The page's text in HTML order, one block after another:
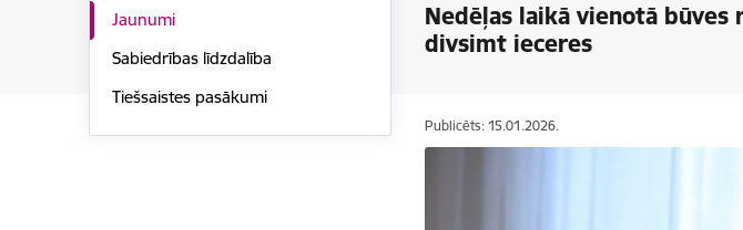
Nedēļas laikā vienotā
divsimt ieceres
Jaunumi
Sabiedrības līdzdalība
Tiešsaistes pasākumi
Publicēts: 15.01.2026.